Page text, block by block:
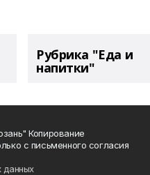
Рубрика "Еда и
напитки"
Копирование
с письменного согласия
данных